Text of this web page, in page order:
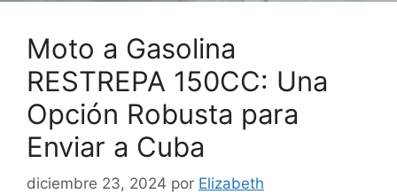
Moto a Gasolina
RESTREPA 150CC: Una
Opción Robusta para
Enviar a Cuba
diciembre 23, 2024 por Elizabeth